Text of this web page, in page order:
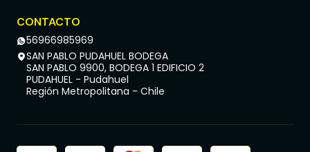
CONTACTO
56966985969
SAN PABLO PUDAHUEL BODEGA
SAN PABLO 9900, BODEGA 1 EDIFICIO 2
PUDAHUEL - Pudahuel
Región Metropolitana - Chile